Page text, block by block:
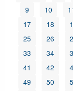
9
10
17
18
25
26
33
34
41
42
49
50